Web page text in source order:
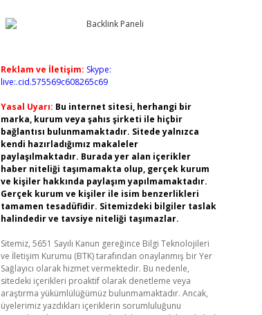
Reklam ve İletişim: Skype:
live:.cid.575569c608265c69
Yasal Uyarı: Bu internet sitesi, herhangi bir
marka, kurum veya şahıs şirketi ile hiçbir
bağlantısı bulunmamaktadır. Sitede yalnızca
kendi hazırladığımız makaleler
paylaşılmaktadır. Burada yer alan içerikler
haber niteliği taşımamakta olup, gerçek kurum
ve kişiler hakkında paylaşım yapılmamaktadır.
Gerçek kurum ve kişiler ile isim benzerlikleri
tamamen tesadüfidir. Sitemizdeki bilgiler taslak
halindedir ve tavsiye niteliği taşımazlar.
Sitemiz, 5651 Sayılı Kanun gereğince Bilgi Teknolojileri
ve İletişim Kurumu (BTK) tarafından onaylanmış bir Yer
Sağlayıcı olarak hizmet vermektedir. Bu nedenle,
sitedeki içerikleri proaktif olarak denetleme veya
araştırma yükümlülüğümüz bulunmamaktadır. Ancak,
üyelerimiz yazdıkları içeriklerin sorumluluğunu